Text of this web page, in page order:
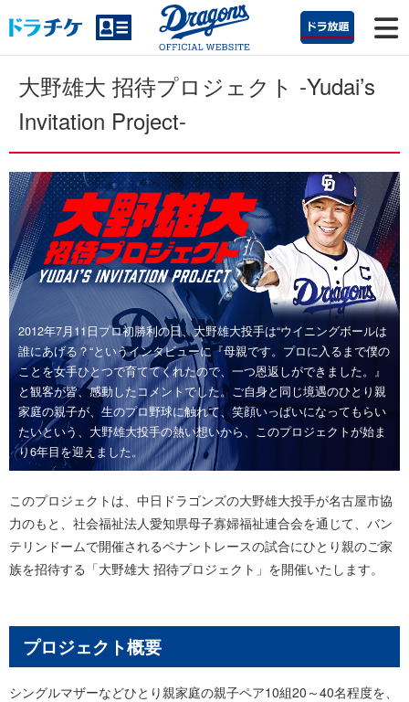
大野雄大 招待プロジェクト -Yudai’s
Invitation Project-
2012年7月11日プロ初勝利の日、大野雄大投手は“ウイニングボールは
誰にあげる？“というインタビューに『母親です。プロに入るまで僕の
ことを女手ひとつで育ててくれたので、一つ恩返しができました。』
と観客が皆、感動したコメントでした。ご自身と同じ境遇のひとり親
家庭の親子が、生のプロ野球に触れて、笑顔いっぱいになってもらい
たいという、大野雄大投手の熱い想いから、このプロジェクトが始ま
り6年目を迎えました。
このプロジェクトは、中日ドラゴンズの大野雄大投手が名古屋市協
力のもと、社会福祉法人愛知県母子寡婦福祉連合会を通じて、バン
テリンドームで開催されるペナントレースの試合にひとり親のご家
族を招待する「大野雄大 招待プロジェクト」を開催いたします。
プロジェクト概要
シングルマザーなどひとり親家庭の親子ペア10組20～40名程度を、